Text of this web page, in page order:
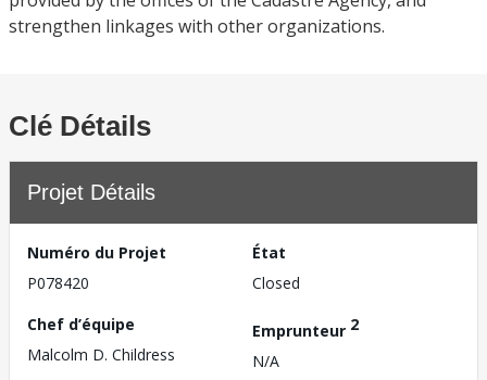
strengthen linkages with other organizations.
Clé Détails
Projet Détails
Numéro du Projet
P078420
État
Closed
Chef d’équipe
Malcolm D. Childress
Emprunteur 2
N/A